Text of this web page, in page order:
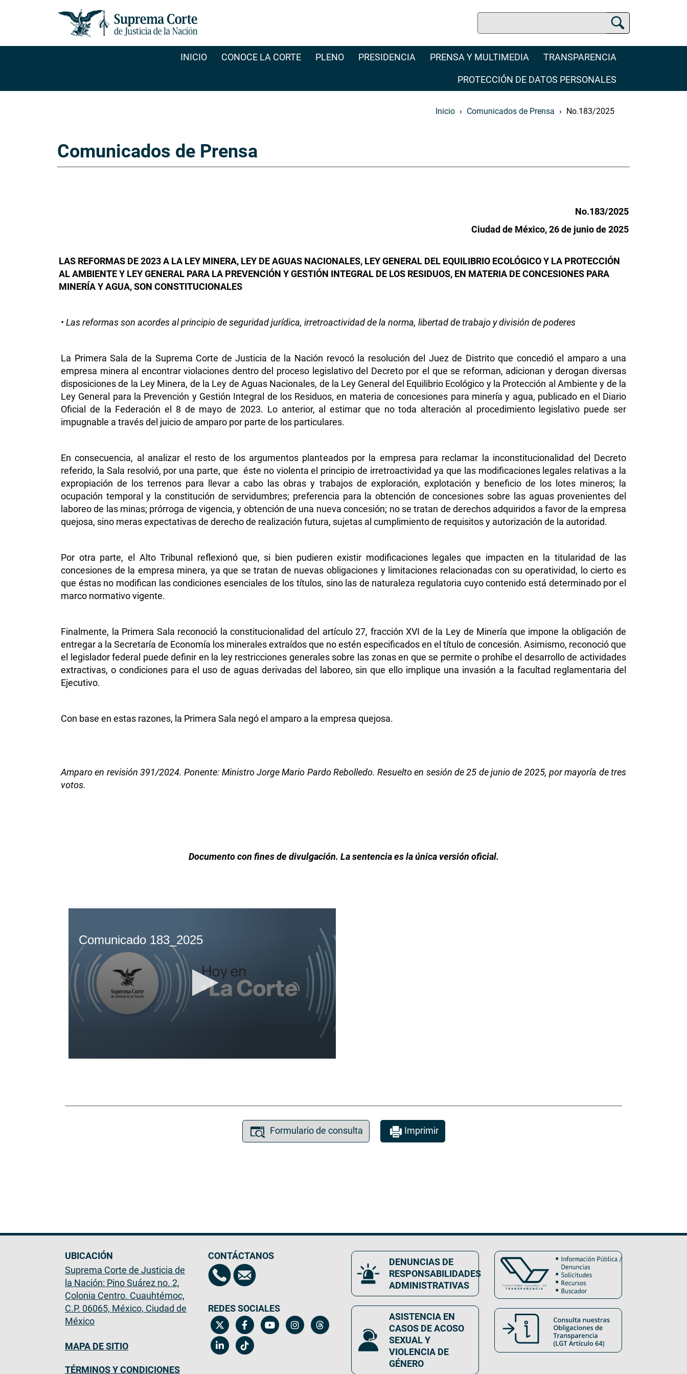
INICIO CONOCE LA CORTE PLENO PRESIDENCIA PRENSA Y MULTIMEDIA TRANSPARENCIA
PROTECCIÓN DE DATOS PERSONALES
Inicio Comunicados de Prensa No.183/2025
Comunicados de Prensa
No.183/2025
Ciudad de México, 26 de junio de 2025
LAS REFORMAS DE 2023 A LA LEY MINERA, LEY DE AGUAS NACIONALES, LEY GENERAL DEL EQUILIBRIO ECOLÓGICO Y LA PROTECCIÓN
AL AMBIENTE Y LEY GENERAL PARA LA PREVENCIÓN Y GESTIÓN INTEGRAL DE LOS RESIDUOS, EN MATERIA DE CONCESIONES PARA
MINERÍA Y AGUA, SON CONSTITUCIONALES
• Las reformas son acordes al principio de seguridad jurídica, irretroactividad de la norma, libertad de trabajo y división de poderes
La Primera Sala de la Suprema Corte de Justicia de la Nación revocó la resolución del Juez de Distrito que concedió el amparo a una
empresa minera al encontrar violaciones dentro del proceso legislativo del Decreto por el que se reforman, adicionan y derogan diversas
disposiciones de la Ley Minera, de la Ley de Aguas Nacionales, de la Ley General del Equilibrio Ecológico y la Protección al Ambiente y de la
Ley General para la Prevención y Gestión Integral de los Residuos, en materia de concesiones para minería y agua, publicado en el Diario
Oficial de la Federación el 8 de mayo de 2023. Lo anterior, al estimar que no toda alteración al procedimiento legislativo puede ser
impugnable a través del juicio de amparo por parte de los particulares.
En consecuencia, al analizar el resto de los argumentos planteados por la empresa para reclamar la inconstitucionalidad del Decreto
referido, la Sala resolvió, por una parte, que éste no violenta el principio de irretroactividad ya que las modificaciones legales relativas a la
expropiación de los terrenos para llevar a cabo las obras y trabajos de exploración, explotación y beneficio de los lotes mineros; la
ocupación temporal y la constitución de servidumbres; preferencia para la obtención de concesiones sobre las aguas provenientes del
laboreo de las minas; prórroga de vigencia, y obtención de una nueva concesión; no se tratan de derechos adquiridos a favor de la empresa
quejosa, sino meras expectativas de derecho de realización futura, sujetas al cumplimiento de requisitos y autorización de la autoridad.
Por otra parte, el Alto Tribunal reflexionó que, si bien pudieren existir modificaciones legales que impacten en la titularidad de las
concesiones de la empresa minera, ya que se tratan de nuevas obligaciones y limitaciones relacionadas con su operatividad, lo cierto es
que éstas no modifican las condiciones esenciales de los títulos, sino las de naturaleza regulatoria cuyo contenido está determinado por el
marco normativo vigente.
Finalmente, la Primera Sala reconoció la constitucionalidad del artículo 27, fracción XVI de la Ley de Minería que impone la obligación de
entregar a la Secretaría de Economía los minerales extraídos que no estén especificados en el título de concesión. Asimismo, reconoció que
el legislador federal puede definir en la ley restricciones generales sobre las zonas en que se permite o prohíbe el desarrollo de actividades
extractivas, o condiciones para el uso de aguas derivadas del laboreo, sin que ello implique una invasión a la facultad reglamentaria del
Ejecutivo.
Con base en estas razones, la Primera Sala negó el amparo a la empresa quejosa.
Amparo en revisión 391/2024. Ponente: Ministro Jorge Mario Pardo Rebolledo. Resuelto en sesión de 25 de junio de 2025, por mayoría de tres
votos.
Documento con fines de divulgación. La sentencia es la única versión oficial.
Formulario de consulta Imprimir
UBICACIÓN
Suprema Corte de Justicia de
la Nación: Pino Suárez no. 2,
Colonia Centro. Cuauhtémoc,
C.P. 06065, México, Ciudad de
México
MAPA DE SITIO
TÉRMINOS Y CONDICIONES
CONTÁCTANOS
REDES SOCIALES
DENUNCIAS DE
RESPONSABILIDADES
ADMINISTRATIVAS
ASISTENCIA EN
CASOS DE ACOSO
SEXUAL Y
VIOLENCIA DE
GÉNERO